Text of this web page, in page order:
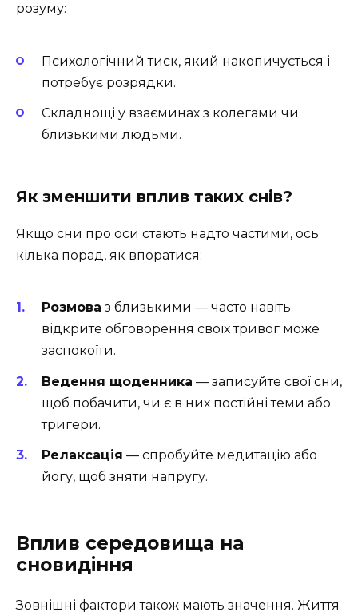
розуму:
Психологічний тиск, який накопичується і
потребує розрядки.
Складнощі у взаєминах з колегами чи
близькими людьми.
Як зменшити вплив таких снів?
Якщо сни про оси стають надто частими, ось
кілька порад, як впоратися:
Розмова з близькими — часто навіть
відкрите обговорення своїх тривог може
заспокоїти.
Ведення щоденника — записуйте свої сни,
щоб побачити, чи є в них постійні теми або
тригери.
Релаксація — спробуйте медитацію або
йогу, щоб зняти напругу.
Вплив середовища на
сновидіння
Зовнішні фактори також мають значення. Життя